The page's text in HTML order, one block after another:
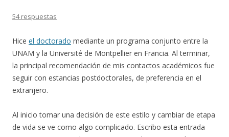
54 respuestas
Hice el doctorado mediante un programa conjunto entre la
UNAM y la Université de Montpellier en Francia. Al terminar,
la principal recomendación de mis contactos académicos fue
seguir con estancias postdoctorales, de preferencia en el
extranjero.
Al inicio tomar una decisión de este estilo y cambiar de etapa
de vida se ve como algo complicado. Escribo esta entrada